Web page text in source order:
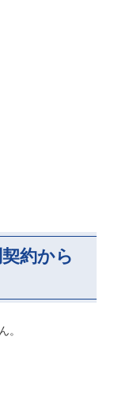
約から
。